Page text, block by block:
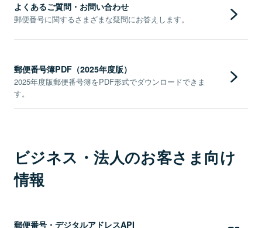
よくあるご質問・お問い合わせ
郵便番号に関するさまざまな疑問にお答えします。
郵便番号簿PDF（2025年度版）
2025年度版郵便番号簿をPDF形式でダウンロードできま
す。
ビジネス・法人のお客さま向け
情報
郵便番号・デジタルアドレスAPI